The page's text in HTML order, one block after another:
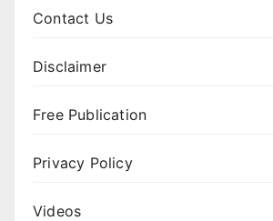
Contact Us
Disclaimer
Free Publication
Privacy Policy
Videos